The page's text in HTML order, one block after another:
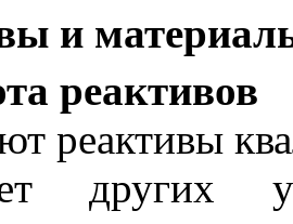
и
реактивов
реактивы
других